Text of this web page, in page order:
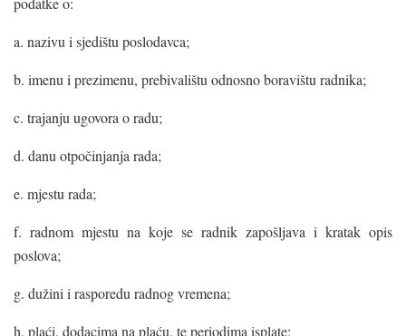
a. nazivu i sjedištu poslodavca;
b. imenu i prezimenu, prebivalištu odnosno boravištu radnika;
c. trajanju ugovora o radu;
d. danu otpočinjanja rada;
e. mjestu rada;
f. radnom mjestu na koje se radnik zapošljava i kratak opis
poslova;
g. dužini i rasporedu radnog vremena;
h. plaći, dodacima na plaću, te periodima isplate;